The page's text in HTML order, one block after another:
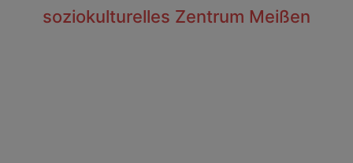
soziokulturelles Zentrum Meißen